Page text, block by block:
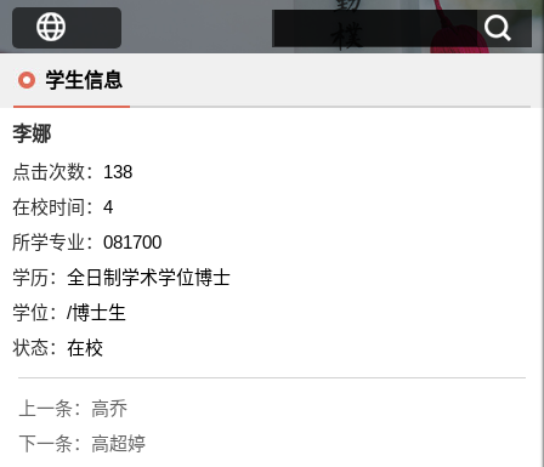
学生信息
李娜
点击次数： 138
在校时间：4
所学专业：081700
学历：全日制学术学位博士
学位：/博士生
状态：在校
上一条： 高乔
下一条： 高超婷